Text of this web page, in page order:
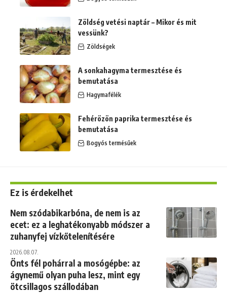
Zöldség vetési naptár – Mikor és mit
vessünk?
Zöldségek
A sonkahagyma termesztése és
bemutatása
Hagymafélék
Fehérözön paprika termesztése és
bemutatása
Bogyós termésűek
Ez is érdekelhet
Nem szódabikarbóna, de nem is az
ecet: ez a leghatékonyabb módszer a
zuhanyfej vízkőtelenítésére
2026.08.07.
Önts fél pohárral a mosógépbe: az
ágynemű olyan puha lesz, mint egy
ötcsillagos szállodában